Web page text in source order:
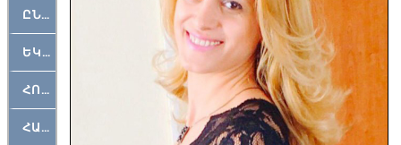
ԸՆԿԵՐԱՄՇԱԿՈՒԹԱՅԻՆ
ԵԿԵՂԵՑԱԿԱՆ
ՀՈԳԵՄՏԱՒՈՐ
ՀԱՐԹԱԿ